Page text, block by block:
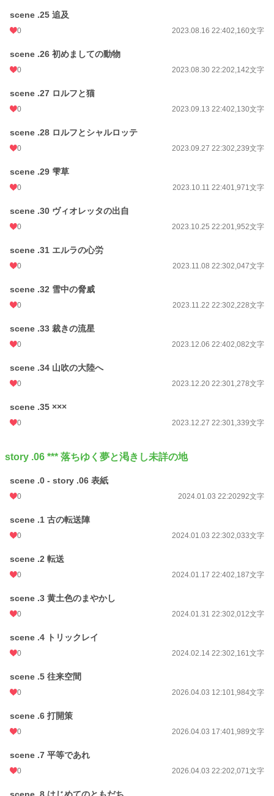
scene .25 追及
0 2023.08.16 22:402,160文字
scene .26 初めましての動物
0 2023.08.30 22:202,142文字
scene .27 ロルフと猫
0 2023.09.13 22:402,130文字
scene .28 ロルフとシャルロッテ
0 2023.09.27 22:302,239文字
scene .29 雫草
0 2023.10.11 22:401,971文字
scene .30 ヴィオレッタの出自
0 2023.10.25 22:201,952文字
scene .31 エルラの心労
0 2023.11.08 22:302,047文字
scene .32 雪中の脅威
0 2023.11.22 22:302,228文字
scene .33 裁きの流星
0 2023.12.06 22:402,082文字
scene .34 山吹の大陸へ
0 2023.12.20 22:301,278文字
scene .35 ×××
0 2023.12.27 22:301,339文字
story .06 *** 落ちゆく夢と渇きし未詳の地
scene .0 - story .06 表紙
0 2024.01.03 22:20292文字
scene .1 古の転送陣
0 2024.01.03 22:302,033文字
scene .2 転送
0 2024.01.17 22:402,187文字
scene .3 黄土色のまやかし
0 2024.01.31 22:302,012文字
scene .4 トリックレイ
0 2024.02.14 22:302,161文字
scene .5 往来空間
0 2026.04.03 12:101,984文字
scene .6 打開策
0 2026.04.03 17:401,989文字
scene .7 平等であれ
0 2026.04.03 22:202,071文字